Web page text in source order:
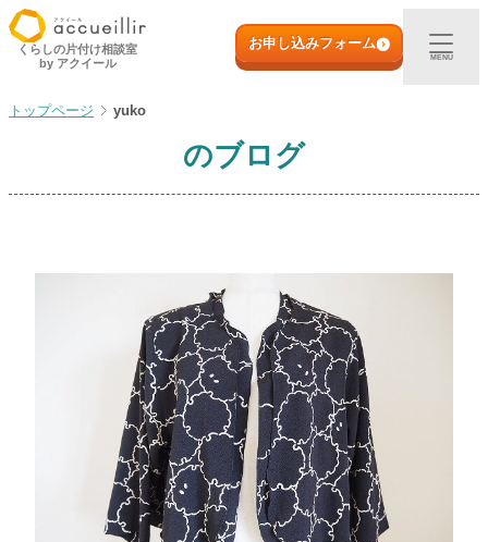
内
容
キ
初めての方へ
宅配買取
ご利用実例
取扱アイテム
店舗一覧
よくある質問
くらしの片付け相談室
by アクイール
お申し込みフォーム
MENU
yuko
のブログ